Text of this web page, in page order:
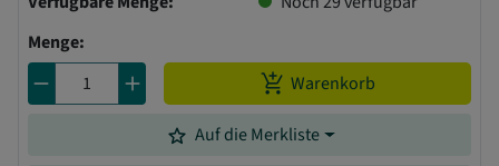
Menge:
remove add add_shopping_cart Warenkorb
grade Auf die Merkliste